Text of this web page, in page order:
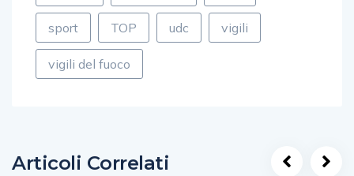
sport TOP udc vigili
vigili del fuoco
Articoli Correlati